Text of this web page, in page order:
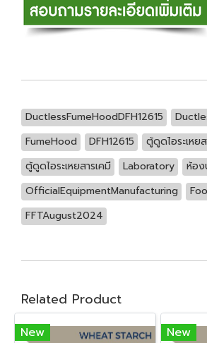
DuctlessFumeHoodDFH12615
FumeHood
DFH12615
ตู้ดูดไอระเหย
ตู้ดูดไอระเหยสารเคมี
Laboratory
ห้อ
OfficialEquipmentManufacturing
FFTAugust2024
Related Product
New New